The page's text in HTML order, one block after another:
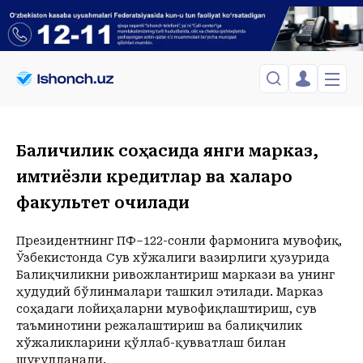
Спорт
Жамият
Иқтисод
ТАҲЛИЛ
ХОРИЖ
Сиёсат
ЎЗГАЧА РАКУРС
МЕҲНАТ ҲУҚУҚИ
ҲОДИСА
ИНТЕРВЬЮ
Telefon raqamingizni kiritng
Tasdiqlash kodini SMS orqali yuboramiz
Менинг саҳифам
Сақланганлар
Chiqish
Toshkent Shahar
Shanba, 08-August
+21 C
Hozir
+21C
04:00
+21 C
05:00
+20C
06:00
+21C
07:00
+22 C
08:00
+26C
09:00
+29C
10:00
+31 C
11:00
+33
Балиқчилик соҳасида янги марказ,
имтиёзли кредитлар ва халқаро
факультет очилади
Президентнинг ПФ–122-сонли фармонига мувофиқ,
Ўзбекистонда Сув хўжалиги вазирлиги ҳузурида
Балиқчиликни ривожлантириш маркази ва унинг
ҳудудий бўлинмалари ташкил этилади. Марказ
соҳадаги лойиҳаларни мувофиқлаштириш, сув
таъминотини режалаштириш ва балиқчилик
хўжаликларини қўллаб-қувватлаш билан
шуғулланади.